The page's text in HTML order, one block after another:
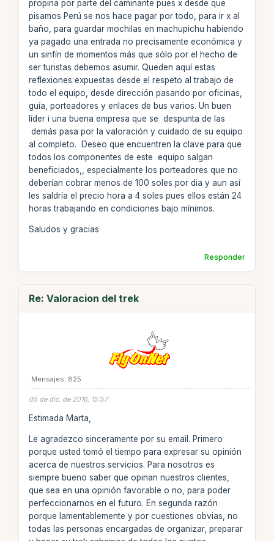
propina por parte del caminante pues x desde que
pisamos Perú se nos hace pagar por todo, para ir x al
baño, para guardar mochilas en machupichu habiendo
ya pagado una entrada no precisamente económica y
un sinfín de momentos más que sólo por el hecho de
ser turistas debemos asumir. Queden aquí estas
reflexiones expuestas desde el respeto al trabajo de
todo el equipo, desde dirección pasando por oficinas,
guía, porteadores y enlaces de bus varios. Un buen
líder i una buena empresa que se despunta de las
demás pasa por la valoración y cuidado de su equipo
al completo. Deseo que encuentren la clave para que
todos los componentes de este equipo salgan
beneficiados,, especialmente los porteadores que no
deberían cobrar menos de 100 soles por dia y aun así
les saldría el precio hora a 4 soles pues ellos están 24
horas trabajando en condiciones bajo mínimos.
Saludos y gracias
Responder
Re: Valoracion del trek
Mensajes: 825
05 de dic. de 2016, 15:57
Estimada Marta,
Le agradezco sinceramente por su email. Primero
porque usted tomó el tiempo para expresar su opinión
acerca de nuestros servicios. Para nosotros es
siempre bueno saber que opinan nuestros clientes,
que sea en una opinión favorable o no, para poder
perfeccionarnos en el futuro. En segunda razón
porque lamentablemente y por cuestiones obvias, no
todas las personas encargadas de organizar, preparar